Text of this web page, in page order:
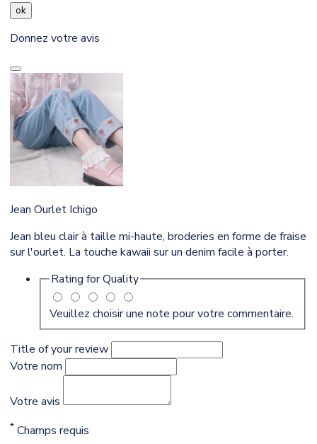
ok
Donnez votre avis
Jean Ourlet Ichigo
Jean bleu clair à taille mi-haute, broderies en forme de fraise
sur l'ourlet. La touche kawaii sur un denim facile à porter.
Rating forQuality
Veuillez choisir une note pour votre commentaire.
Title of your review
Votre nom
Votre avis
* Champs requis